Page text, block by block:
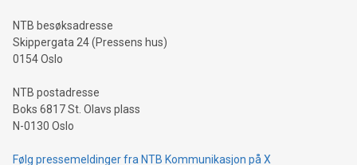
NTB besøksadresse
Skippergata 24 (Pressens hus)
0154 Oslo
NTB postadresse
Boks 6817 St. Olavs plass
N-0130 Oslo
Følg pressemeldinger fra NTB Kommunikasjon på X